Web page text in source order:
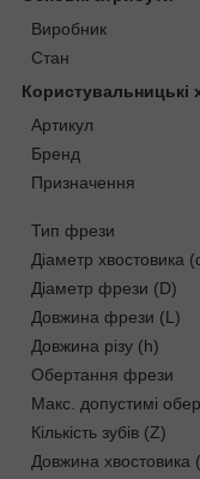
Виробник
Стан
Користувальницькі
Артикул
Бренд
Призначення
Тип фрези
Діаметр хвостовика
Діаметр фрези (D)
Довжина фрези (L)
Довжина різу (h)
Обертання фрези
Макс. допустимі
Кількість зубів (Z)
Довжина хвостовика